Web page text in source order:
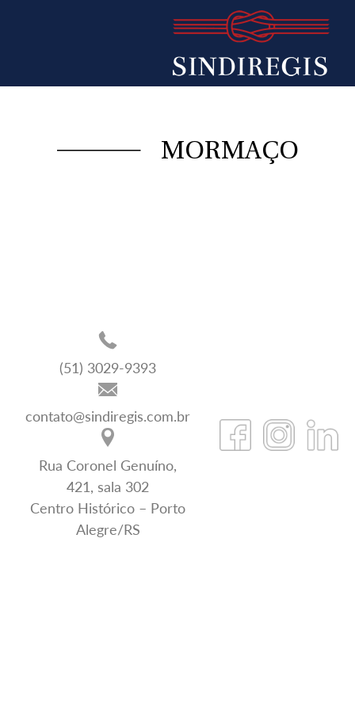
MORMAÇO
(51) 3029-9393
contato@sindiregis.com.br
Rua Coronel Genuíno,
421, sala 302
Centro Histórico – Porto
Alegre/RS